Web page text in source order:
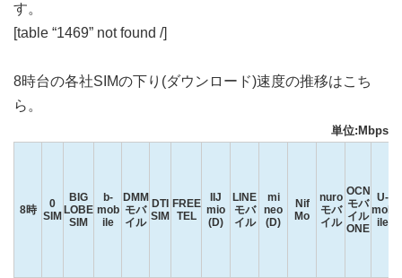
す。
[table “1469” not found /]
8時台の各社SIMの下り(ダウンロード)速度の推移はこち
ら。
単位:Mbps
8時
0
SIM
BIG
LOBE
SIM
b-
mob
ile
DMM
モバ
イル
DTI
SIM
FREE
TEL
IIJ
mio
(D)
LINE
モバ
イル
mi
neo
(D)
Nif
Mo
nuro
モバ
イル
OCN
モバ
イル
ONE
U-
mob
ile